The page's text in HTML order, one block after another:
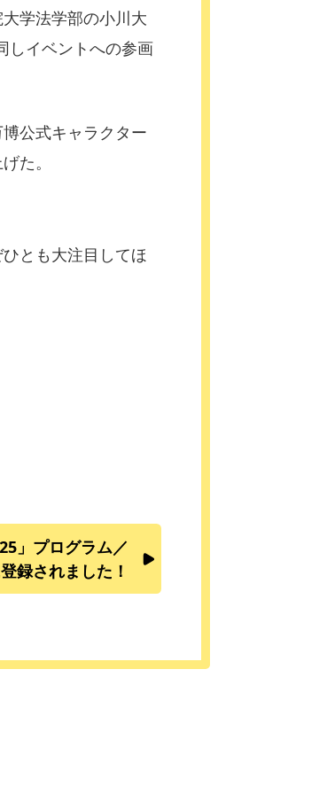
学法学部の小川大
しイベントへの参画
公式キャラクター
た。
とも大注目してほ
」プログラム／
録されました！